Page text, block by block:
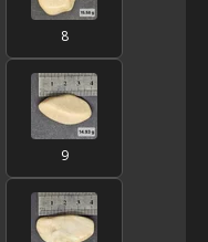
8
9